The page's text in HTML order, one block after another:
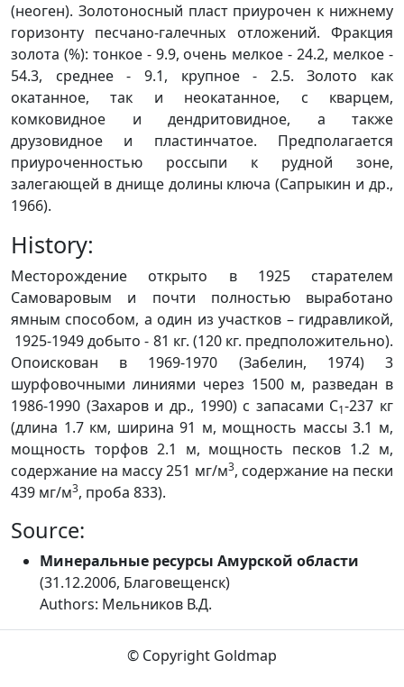
(неоген). Золотоносный пласт приурочен к нижнему
горизонту песчано-галечных отложений. Фракция
золота (%): тонкое - 9.9, очень мелкое - 24.2, мелкое -
54.3, среднее - 9.1, крупное - 2.5. Золото как
окатанное, так и неокатанное, с кварцем,
комковидное и дендритовидное, а также
друзовидное и пластинчатое. Предполагается
приуроченностью россыпи к рудной зоне,
залегающей в днище долины ключа (Сапрыкин и др.,
1966).
History:
Месторождение открыто в 1925 старателем
Самоваровым и почти полностью выработано
ямным способом, а один из участков – гидравликой,
1925-1949 добыто - 81 кг. (120 кг. предположительно).
Опоискован в 1969-1970 (Забелин, 1974) 3
шурфовочными линиями через 1500 м, разведан в
1986-1990 (Захаров и др., 1990) с запасами С1-237 кг
(длина 1.7 км, ширина 91 м, мощность массы 3.1 м,
мощность торфов 2.1 м, мощность песков 1.2 м,
содержание на массу 251 мг/м3, содержание на пески
439 мг/м3, проба 833).
Source:
Минеральные ресурсы Амурской области
(31.12.2006, Благовещенск)
Authors: Мельников В.Д.
© Copyright Goldmap